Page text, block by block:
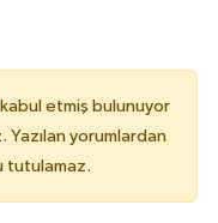
kabul etmiş bulunuyor
yorumlardan
tutulamaz.